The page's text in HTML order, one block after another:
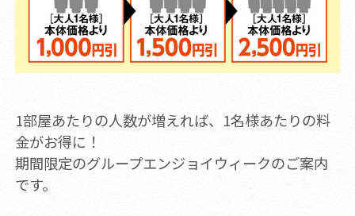
1部屋あたりの人数が増えれば、1名様あたりの料
金がお得に！
期間限定のグループエンジョイウィークのご案内
です。